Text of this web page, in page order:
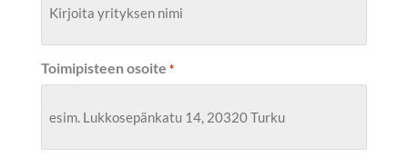
Toimipisteen osoite *